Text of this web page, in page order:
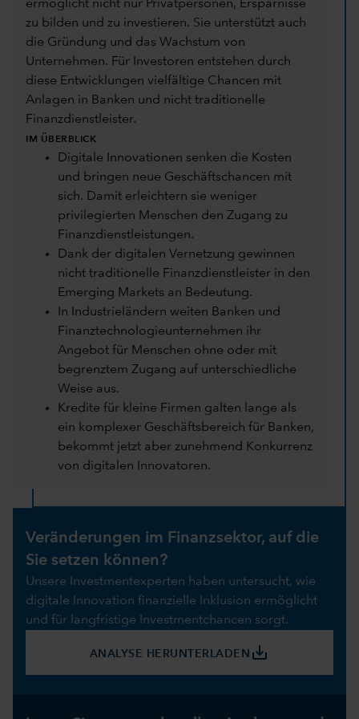
ermöglicht nicht nur Privatpersonen, Ersparnisse
zu bilden und zu investieren. Sie unterstützt auch
die Gründung und das Wachstum von
Unternehmen. Für Investoren entstehen durch
diese Entwicklungen vielfältige Chancen mit
Anlagen in Banken und nicht traditionelle
Finanzdienstleister.
IM ÜBERBLICK
Digitale Innovationen senken die Kosten
und bringen neue Geschäftschancen mit
sich. Damit erleichtern sie weniger
privilegierten Menschen den Zugang zu
Finanzdienstleistungen.
Dank der digitalen Vernetzung gewinnen
nicht traditionelle Finanzdienstleister in den
Emerging Markets an Bedeutung.
In Industrieländern weiten Banken und
Finanztechnologieunternehmen ihr
Angebot für Menschen ohne oder mit
begrenztem Zugang auf unterschiedliche
Weise aus.
Kredite für kleine Firmen galten lange als
ein komplexer Geschäftsbereich für Banken,
bekommt jetzt aber zunehmend Konkurrenz
von digitalen Innovatoren.
Veränderungen im Finanzsektor, auf die
Sie setzen können?
Unsere Investmentexperten haben untersucht, wie
digitale Innovation finanzielle Inklusion ermöglicht
und für langfristige Investmentchancen sorgt.
ANALYSE HERUNTERLADEN save_alt